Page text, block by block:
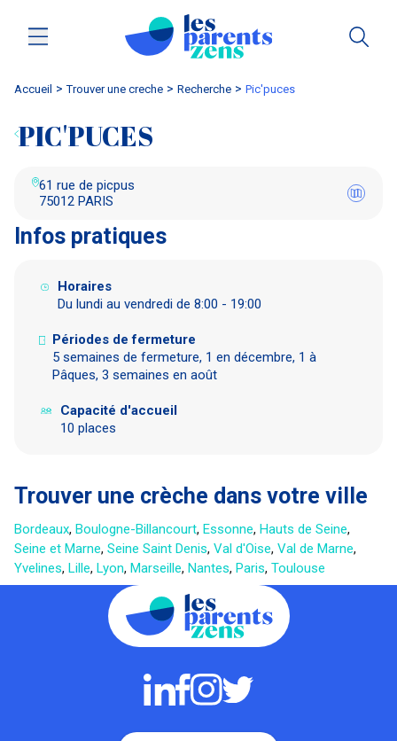
Accueil trouver une creche Recherche pic'puces
PIC'PUCES
61 rue de picpus
75012 PARIS
Infos pratiques
Horaires
Du lundi au vendredi de 8:00 - 19:00
Périodes de fermeture
5 semaines de fermeture, 1 en décembre, 1 à
Pâques, 3 semaines en août
Capacité d'accueil
10 places
Trouver une crèche dans votre ville
Bordeaux, Boulogne-Billancourt, Essonne, Hauts de Seine,
Seine et Marne, Seine Saint Denis, Val d'Oise, Val de Marne,
Yvelines, Lille, Lyon, Marseille, Nantes, Paris, Toulouse